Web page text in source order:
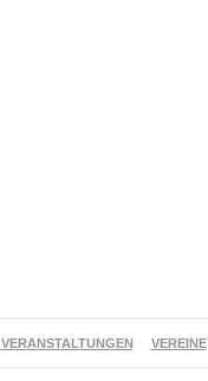
VERANSTALTUNGEN VEREINE